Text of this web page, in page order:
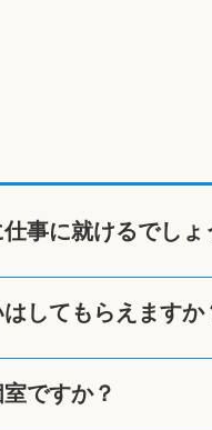
事に就けるでしょ
してもらえますか
ですか？